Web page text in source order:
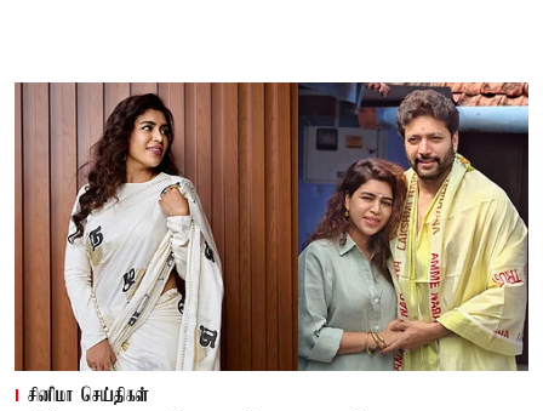
சினிமா செய்திகள்